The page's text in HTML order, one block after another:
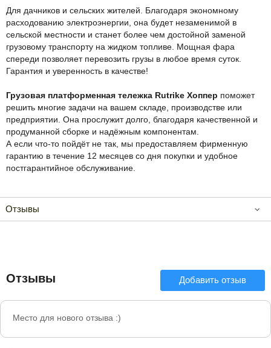
Для дачников и сельских жителей. Благодаря экономному
расходованию электроэнергии, она будет незаменимой в
сельской местности и станет более чем достойной заменой
грузовому транспорту на жидком топливе. Мощная фара
спереди позволяет перевозить грузы в любое время суток.
Гарантия и уверенность в качестве!
Грузовая платформенная тележка Rutrike Хоппер поможет
решить многие задачи на вашем складе, производстве или
предприятии. Она прослужит долго, благодаря качественной и
продуманной сборке и надёжным компонентам.
А если что-то пойдёт не так, мы предоставляем фирменную
гарантию в течение 12 месяцев со дня покупки и удобное
постгарантийное обслуживание.
Отзывы
Отзывы Добавить отзыв
Место для нового отзыва :)